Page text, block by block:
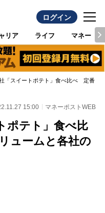
ログイン
リア ライフ マネー
「スイートポテト」食べ比べ 定番・
15:00 マネーポストWEB
ポテト」食べ比
ュームと各社の